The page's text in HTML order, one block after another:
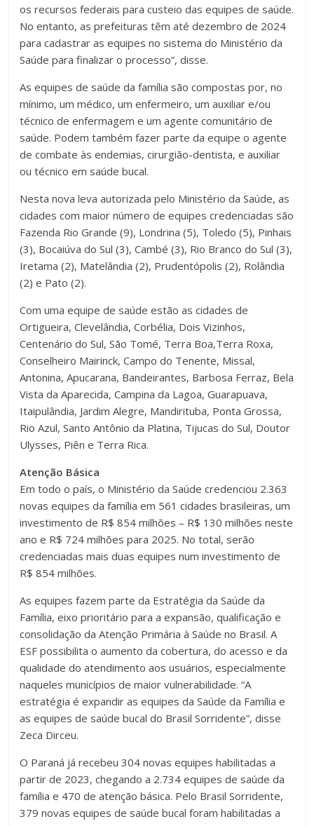
os recursos federais para custeio das equipes de saúde.
No entanto, as prefeituras têm até dezembro de 2024
para cadastrar as equipes no sistema do Ministério da
Saúde para finalizar o processo”, disse.
As equipes de saúde da família são compostas por, no
mínimo, um médico, um enfermeiro, um auxiliar e/ou
técnico de enfermagem e um agente comunitário de
saúde. Podem também fazer parte da equipe o agente
de combate às endemias, cirurgião-dentista, e auxiliar
ou técnico em saúde bucal.
Nesta nova leva autorizada pelo Ministério da Saúde, as
cidades com maior número de equipes credenciadas são
Fazenda Rio Grande (9), Londrina (5), Toledo (5), Pinhais
(3), Bocaiúva do Sul (3), Cambé (3), Rio Branco do Sul (3),
Iretama (2), Matelândia (2), Prudentópolis (2), Rolândia
(2) e Pato (2).
Com uma equipe de saúde estão as cidades de
Ortigueira, Clevelândia, Corbélia, Dois Vizinhos,
Centenário do Sul, São Tomé, Terra Boa,Terra Roxa,
Conselheiro Mairinck, Campo do Tenente, Missal,
Antonina, Apucarana, Bandeirantes, Barbosa Ferraz, Bela
Vista da Aparecida, Campina da Lagoa, Guarapuava,
Itaipulândia, Jardim Alegre, Mandirituba, Ponta Grossa,
Rio Azul, Santo Antônio da Platina, Tijucas do Sul, Doutor
Ulysses, Piên e Terra Rica.
Atenção Básica
Em todo o país, o Ministério da Saúde credenciou 2.363
novas equipes da família em 561 cidades brasileiras, um
investimento de R$ 854 milhões – R$ 130 milhões neste
ano e R$ 724 milhões para 2025. No total, serão
credenciadas mais duas equipes num investimento de
R$ 854 milhões.
As equipes fazem parte da Estratégia da Saúde da
Família, eixo prioritário para a expansão, qualificação e
consolidação da Atenção Primária à Saúde no Brasil. A
ESF possibilita o aumento da cobertura, do acesso e da
qualidade do atendimento aos usuários, especialmente
naqueles municípios de maior vulnerabilidade. “A
estratégia é expandir as equipes da Saúde da Família e
as equipes de saúde bucal do Brasil Sorridente”, disse
Zeca Dirceu.
O Paraná já recebeu 304 novas equipes habilitadas a
partir de 2023, chegando a 2.734 equipes de saúde da
família e 470 de atenção básica. Pelo Brasil Sorridente,
379 novas equipes de saúde bucal foram habilitadas a